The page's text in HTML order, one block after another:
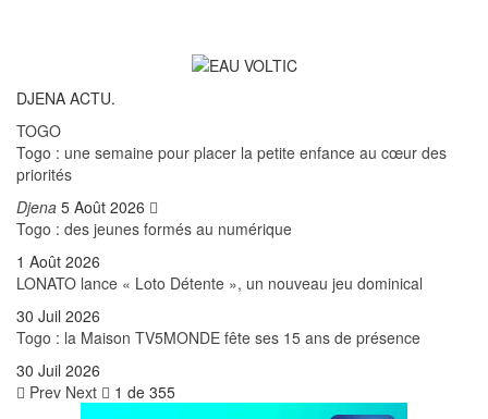
DJENA ACTU.
TOGO
Togo : une semaine pour placer la petite enfance au cœur des
priorités
Djena 5 Août 2026
Togo : des jeunes formés au numérique
1 Août 2026
LONATO lance « Loto Détente », un nouveau jeu dominical
30 Juil 2026
Togo : la Maison TV5MONDE fête ses 15 ans de présence
30 Juil 2026
Prev Next 1 de 355